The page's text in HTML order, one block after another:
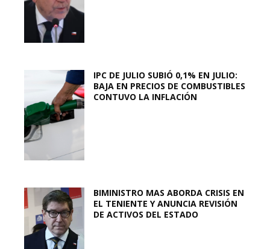
IPC DE JULIO SUBIÓ 0,1% EN JULIO:
BAJA EN PRECIOS DE COMBUSTIBLES
CONTUVO LA INFLACIÓN
BIMINISTRO MAS ABORDA CRISIS EN
EL TENIENTE Y ANUNCIA REVISIÓN
DE ACTIVOS DEL ESTADO